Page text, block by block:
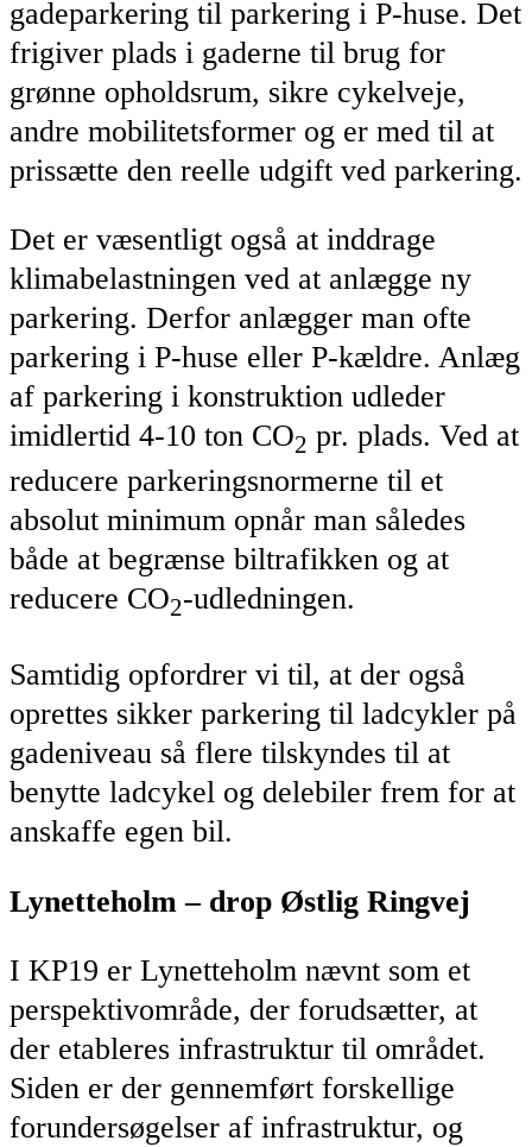
gadeparkering til parkering i P-huse. Det
frigiver plads i gaderne til brug for
grønne opholdsrum, sikre cykelveje,
andre mobilitetsformer og er med til at
prissætte den reelle udgift ved parkering.
Det er væsentligt også at inddrage
klimabelastningen ved at anlægge ny
parkering. Derfor anlægger man ofte
parkering i P-huse eller P-kældre. Anlæg
af parkering i konstruktion udleder
imidlertid 4-10 ton CO2 pr. plads. Ved at
reducere parkeringsnormerne til et
absolut minimum opnår man således
både at begrænse biltrafikken og at
reducere CO2-udledningen.
Samtidig opfordrer vi til, at der også
oprettes sikker parkering til ladcykler på
gadeniveau så flere tilskyndes til at
benytte ladcykel og delebiler frem for at
anskaffe egen bil.
Lynetteholm – drop Østlig Ringvej
I KP19 er Lynetteholm nævnt som et
perspektivområde, der forudsætter, at
der etableres infrastruktur til området.
Siden er der gennemført forskellige
forundersøgelser af infrastruktur, og